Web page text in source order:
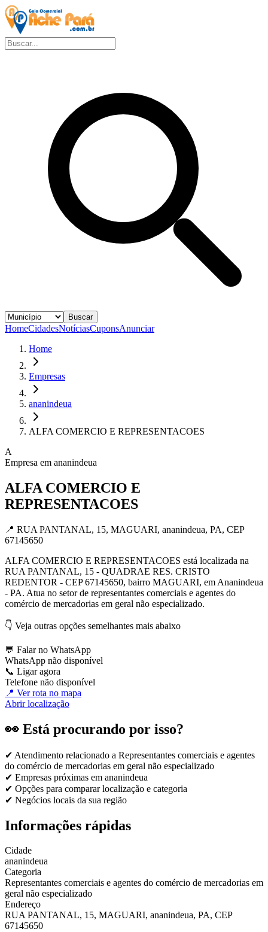
Buscar
HomeCidadesNotíciasCuponsAnunciar
Home
Empresas
ananindeua
ALFA COMERCIO E REPRESENTACOES
A
Empresa em ananindeua
ALFA COMERCIO E
REPRESENTACOES
📍 RUA PANTANAL, 15, MAGUARI, ananindeua, PA, CEP
67145650
ALFA COMERCIO E REPRESENTACOES está localizada na
RUA PANTANAL, 15 - QUADRAE RES. CRISTO
REDENTOR - CEP 67145650, bairro MAGUARI, em Ananindeua
- PA. Atua no setor de representantes comerciais e agentes do
comércio de mercadorias em geral não especializado.
👇 Veja outras opções semelhantes mais abaixo
💬 Falar no WhatsApp
WhatsApp não disponível
📞 Ligar agora
Telefone não disponível
📍 Ver rota no mapa
Abrir localização
👀 Está procurando por isso?
✔ Atendimento relacionado a Representantes comerciais e agentes
do comércio de mercadorias em geral não especializado
✔ Empresas próximas em ananindeua
✔ Opções para comparar localização e categoria
✔ Negócios locais da sua região
Informações rápidas
Cidade
ananindeua
Categoria
Representantes comerciais e agentes do comércio de mercadorias em
geral não especializado
Endereço
RUA PANTANAL, 15, MAGUARI, ananindeua, PA, CEP
67145650